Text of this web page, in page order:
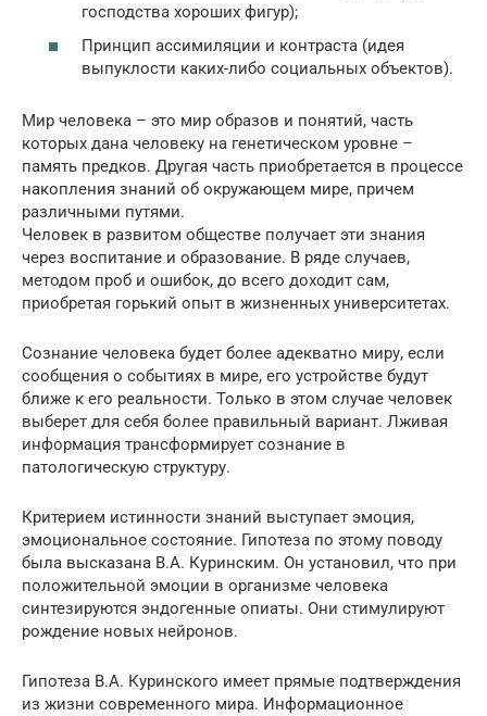
господства хороших фигур);
Принцип ассимиляции и контраста (идея
выпуклости каких-либо социальных объектов).
Мир человека – это мир образов и понятий, часть
которых дана человеку на генетическом уровне –
память предков. Другая часть приобретается в процессе
накопления знаний об окружающем мире, причем
различными путями.
Человек в развитом обществе получает эти знания
через воспитание и образование. В ряде случаев,
методом проб и ошибок, до всего доходит сам,
приобретая горький опыт в жизненных университетах.
Сознание человека будет более адекватно миру, если
сообщения о событиях в мире, его устройстве будут
ближе к его реальности. Только в этом случае человек
выберет для себя более правильный вариант. Лживая
информация трансформирует сознание в
патологическую структуру.
Критерием истинности знаний выступает эмоция,
эмоциональное состояние. Гипотеза по этому поводу
была высказана В.А. Куринским. Он установил, что при
положительной эмоции в организме человека
синтезируются эндогенные опиаты. Они стимулируют
рождение новых нейронов.
Гипотеза В.А. Куринского имеет прямые подтверждения
из жизни современного мира. Информационное